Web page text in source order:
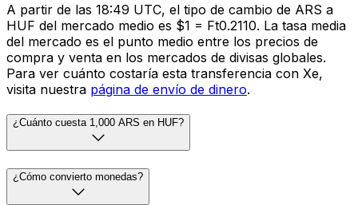
A partir de las 18:49 UTC, el tipo de cambio de ARS a
HUF del mercado medio es $1 = Ft0.2110. La tasa media
del mercado es el punto medio entre los precios de
compra y venta en los mercados de divisas globales.
Para ver cuánto costaría esta transferencia con Xe,
visita nuestra página de envío de dinero.
¿Cuánto cuesta 1,000 ARS en HUF?
¿Cómo convierto monedas?